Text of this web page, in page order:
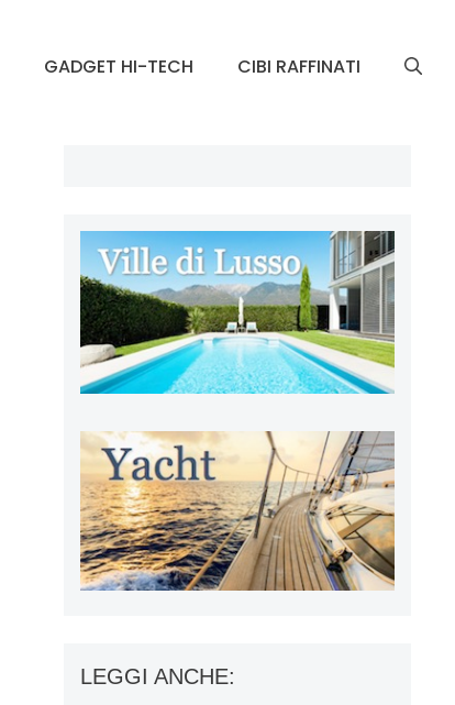
GADGET HI-TECH CIBI RAFFINATI
LEGGI ANCHE: